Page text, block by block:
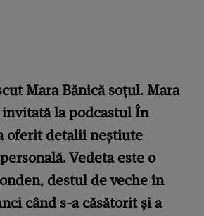
Mara Bănică soțul. Mara
invitată la podcastul În
oferit detalii neștiute
Vedeta este o
destul de veche în
când s-a căsătorit și a